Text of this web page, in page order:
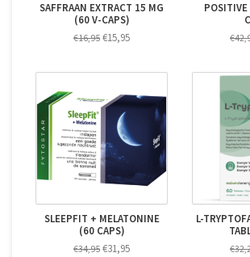
SAFFRAAN EXTRACT 15 MG
(60 V-CAPS)
€16,95 €15,95
SLEEPFIT + MELATONINE
(60 CAPS)
€34,95 €31,95
L-